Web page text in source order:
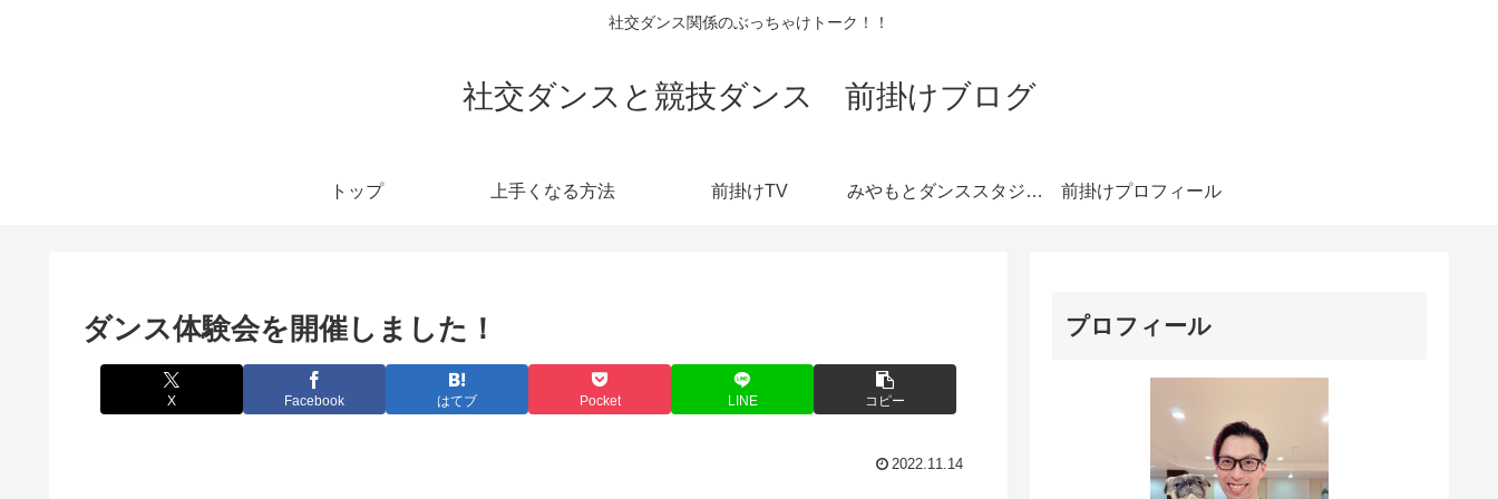
社交ダンス関係のぶっちゃけトーク！！
社交ダンスと競技ダンス 前掛けブログ
トップ 上手くなる方法 前掛けTV みやもとダンススタジオ札幌 前掛けプロフィール
ダンス体験会を開催しました！
X Facebook はてブ Pocket LINE コピー
2022.11.14
プロフィール